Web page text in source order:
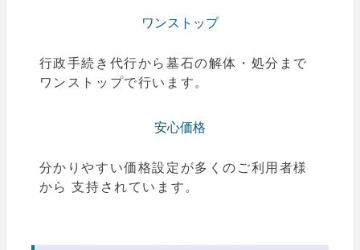
ワンストップ
行政手続き代行から墓石の解体・処分まで
ワンストップで行います。
安心価格
分かりやすい価格設定が多くのご利用者様
から 支持されています。